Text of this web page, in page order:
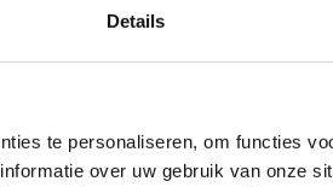
Details
te personaliseren, om functies
over uw gebruik van onze